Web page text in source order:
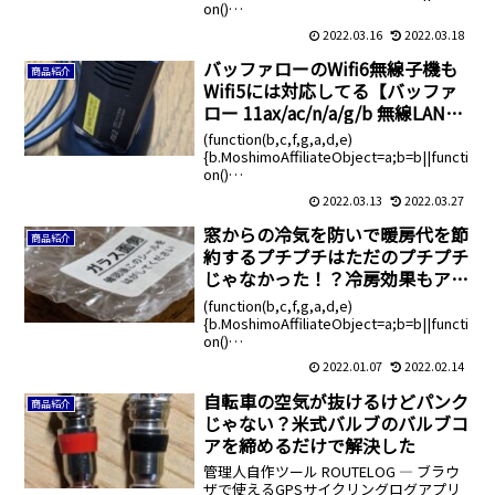
品】
on()
{arguments.currentScript=c.currentScri
2022.03.16 2022.03.18
商品紹介
バッファローのWifi6無線子機も
Wifi5には対応してる【バッファ
ロー 11ax/ac/n/a/g/b 無線LAN子
機 USB3.0 内蔵アンテナタイプ
WI-U3-1200AX2/N】
(function(b,c,f,g,a,d,e)
{b.MoshimoAffiliateObject=a;b=b||functi
on()
{arguments.currentScript=c.currentScri
2022.03.13 2022.03.27
商品紹介
窓からの冷気を防いで暖房代を節
約するプチプチはただのプチプチ
じゃなかった！？冷房効果もアッ
プ！？
(function(b,c,f,g,a,d,e)
{b.MoshimoAffiliateObject=a;b=b||functi
on()
{arguments.currentScript=c.currentScri
2022.01.07 2022.02.14
商品紹介
自転車の空気が抜けるけどパンク
じゃない？米式バルブのバルブコ
アを締めるだけで解決した
管理人自作ツール ROUTELOG ― ブラウ
ザで使えるGPSサイクリングログアプリ